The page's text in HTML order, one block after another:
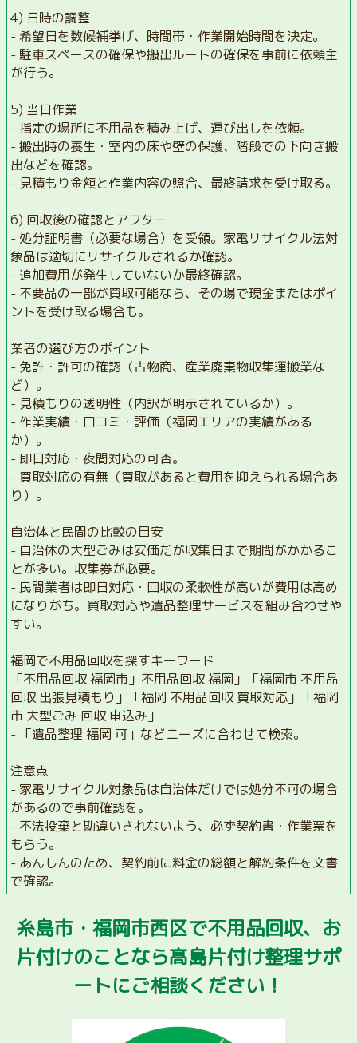
4) 日時の調整
- 希望日を数候補挙げ、時間帯・作業開始時間を決定。
- 駐車スペースの確保や搬出ルートの確保を事前に依頼主
が行う。
5) 当日作業
- 指定の場所に不用品を積み上げ、運び出しを依頼。
- 搬出時の養生・室内の床や壁の保護、階段での下向き搬
出などを確認。
- 見積もり金額と作業内容の照合、最終請求を受け取る。
6) 回収後の確認とアフター
- 処分証明書（必要な場合）を受領。家電リサイクル法対
象品は適切にリサイクルされるか確認。
- 追加費用が発生していないか最終確認。
- 不要品の一部が買取可能なら、その場で現金またはポイ
ントを受け取る場合も。
業者の選び方のポイント
- 免許・許可の確認（古物商、産業廃棄物収集運搬業な
ど）。
- 見積もりの透明性（内訳が明示されているか）。
- 作業実績・口コミ・評価（福岡エリアの実績がある
か）。
- 即日対応・夜間対応の可否。
- 買取対応の有無（買取があると費用を抑えられる場合あ
り）。
自治体と民間の比較の目安
- 自治体の大型ごみは安価だが収集日まで期間がかかるこ
とが多い。収集券が必要。
- 民間業者は即日対応・回収の柔軟性が高いが費用は高め
になりがち。買取対応や遺品整理サービスを組み合わせや
すい。
福岡で不用品回収を探すキーワード
「不用品回収 福岡市」不用品回収 福岡」「福岡市 不用品
回収 出張見積もり」「福岡 不用品回収 買取対応」「福岡
市 大型ごみ 回収 申込み」
- 「遺品整理 福岡 可」などニーズに合わせて検索。
注意点
- 家電リサイクル対象品は自治体だけでは処分不可の場合
があるので事前確認を。
- 不法投棄と勘違いされないよう、必ず契約書・作業票を
もらう。
- あんしんのため、契約前に料金の総額と解約条件を文書
で確認。
糸島市・福岡市西区で不用品回収、お
片付けのことなら髙島片付け整理サポ
ートにご相談ください！